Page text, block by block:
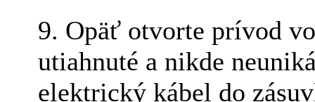
9. Opäť otvorte prívod
utiahnuté a nikde
elektrický kábel do